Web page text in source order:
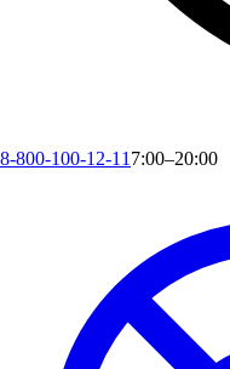
8-800-100-12-11 7:00–20:00